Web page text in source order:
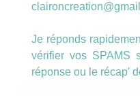
Je réponds
vérifier vos SPAMS
réponse ou le récap'